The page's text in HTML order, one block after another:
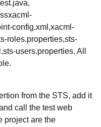
config.xml,xacml-
roles.properties,sts-
users.properties. All
from the STS, add it
call the test web
project are the